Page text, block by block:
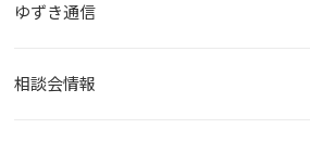
ゆずき通信
相談会情報